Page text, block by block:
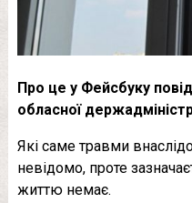
Про це у Фейсбуку
обласної
Які саме травми
невідомо, проте
життю немає.